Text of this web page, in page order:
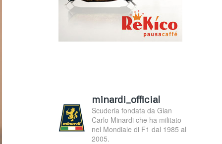
minardi_official
Scuderia fondata da Gian
Carlo Minardi che ha militato
nel Mondiale di F1 dal 1985 al
2005.